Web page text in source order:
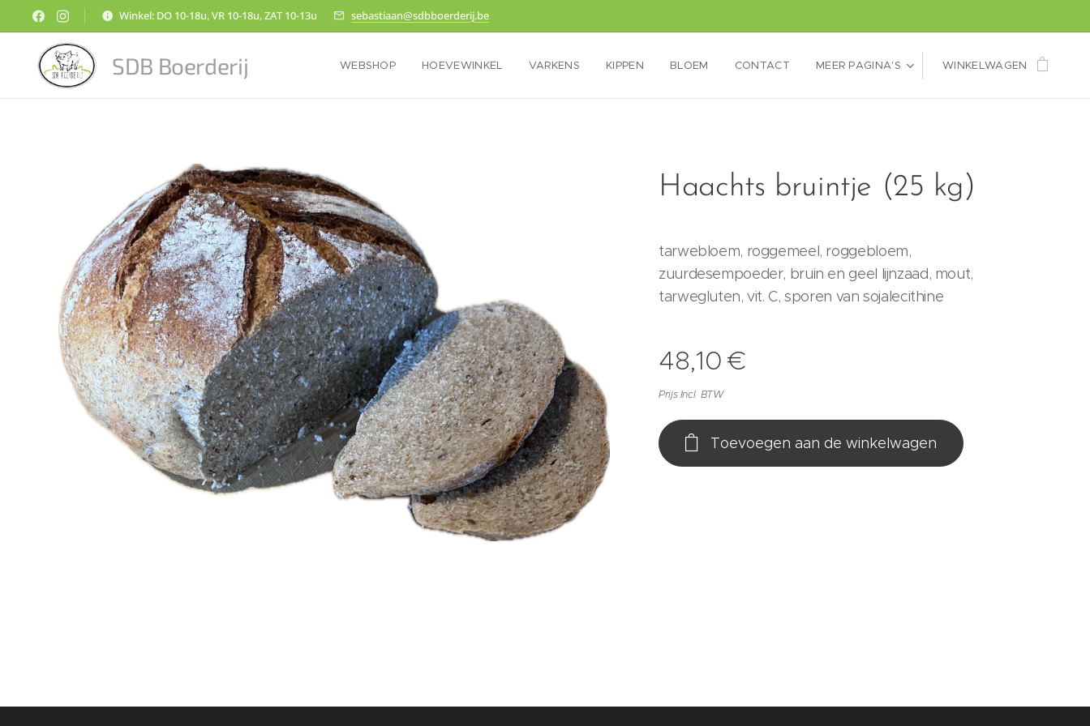
Winkel: DO 10-18u, VR 10-18u, ZAT 10-13u sebastiaan@sdbboerderij.be
SDB Boerderij WEBSHOP HOEVEWINKEL VARKENS KIPPEN BLOEM CONTACT MEER PAGINA'S WINKELWAGEN
Haachts bruintje (25 kg)
tarwebloem, roggemeel, roggebloem,
zuurdesempoeder, bruin en geel lijnzaad, mout,
tarwegluten, vit. C, sporen van sojalecithine
48,10 €
Prijs Incl. BTW
Toevoegen aan de winkelwagen